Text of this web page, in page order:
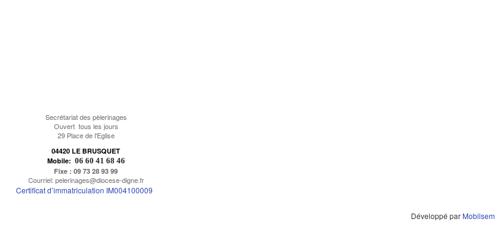
Secrétariat des pèlerinages
Ouvert tous les jours
29 Place de l'Eglise
04420 LE BRUSQUET
Mobile: 06 60 41 68 46
Fixe : 09 73 28 93 99
Courriel: pelerinages@diocese-digne.fr
Certificat d’immatriculation IM004100009
Développé par Mobilsem